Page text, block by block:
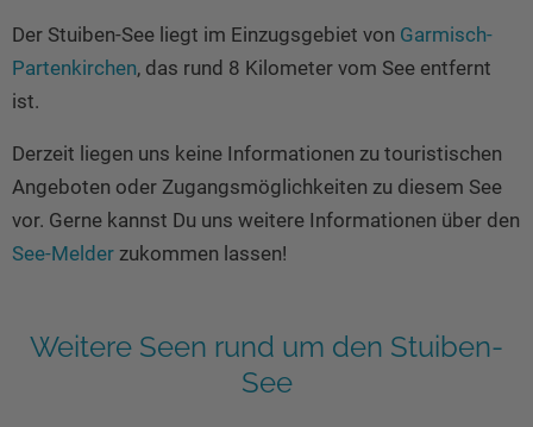
Österreich
Schweiz
Niederlande
Schweden
Norwegen
Der Stuiben-See liegt im Einzugsgebiet von Garmisch-
Partenkirchen, das rund 8 Kilometer vom See entfernt
ist.
Derzeit liegen uns keine Informationen zu touristischen
Angeboten oder Zugangsmöglichkeiten zu diesem See
vor. Gerne kannst Du uns weitere Informationen über den
See-Melder zukommen lassen!
Weitere Seen rund um den Stuiben-
See